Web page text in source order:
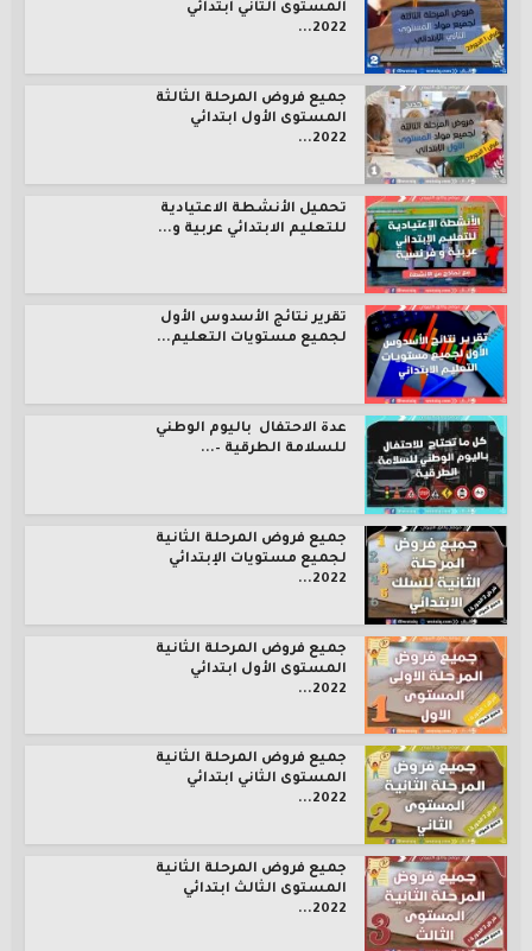
المستوى الثاني ابتدائي
2022...
جميع فروض المرحلة الثالثة
المستوى الأول ابتدائي
2022...
تحميل الأنشطة الاعتيادية
للتعليم الابتدائي عربية و...
تقرير نتائج الأسدوس الأول
لجميع مستويات التعليم...
عدة الاحتفال باليوم الوطني
للسلامة الطرقية –...
جميع فروض المرحلة الثانية
لجميع مستويات الإبتدائي
2022...
جميع فروض المرحلة الثانية
المستوى الأول ابتدائي
2022...
جميع فروض المرحلة الثانية
المستوى الثاني ابتدائي
2022...
جميع فروض المرحلة الثانية
المستوى الثالث ابتدائي
2022...